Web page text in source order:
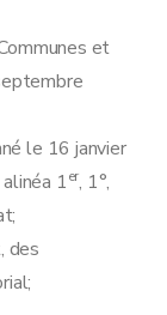
résidentiel
et
le 16 janvier
alinéa 1er, 1°,
des